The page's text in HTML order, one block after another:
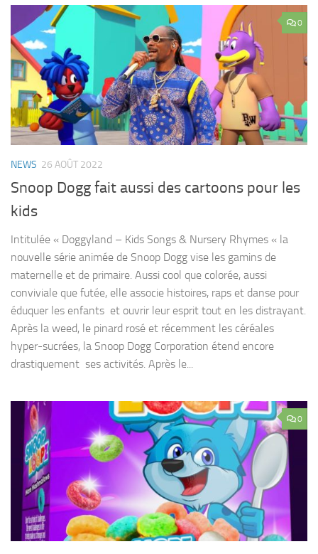
0
NEWS 26 AOÛT 2022
Snoop Dogg fait aussi des cartoons pour les
kids
Intitulée « Doggyland – Kids Songs & Nursery Rhymes « la
nouvelle série animée de Snoop Dogg vise les gamins de
maternelle et de primaire. Aussi cool que colorée, aussi
conviviale que futée, elle associe histoires, raps et danse pour
éduquer les enfants et ouvrir leur esprit tout en les distrayant.
Après la weed, le pinard rosé et récemment les céréales
hyper-sucrées, la Snoop Dogg Corporation étend encore
drastiquement ses activités. Après le...
0